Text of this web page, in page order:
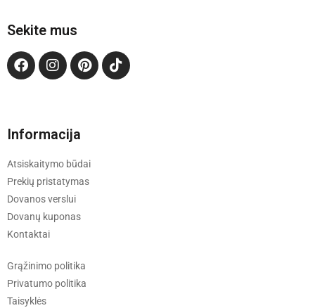
Sekite mus
Informacija
Atsiskaitymo būdai
Prekių pristatymas
Dovanos verslui
Dovanų kuponas
Kontaktai
Grąžinimo politika
Privatumo politika
Taisyklės